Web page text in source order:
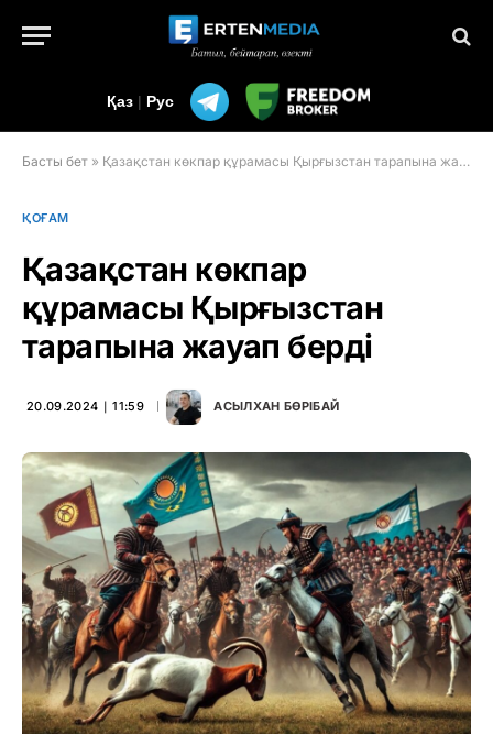
Қаз | Рус
Басты бет » Қазақстан көкпар құрамасы Қырғызстан тарапына жауап берді
ҚОҒАМ
Қазақстан көкпар
құрамасы Қырғызстан
тарапына жауап берді
20.09.2024 ∣ 11:59 АСЫЛХАН БӨРІБАЙ